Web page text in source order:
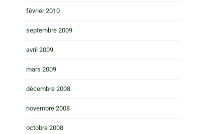
février 2010
septembre 2009
avril 2009
mars 2009
décembre 2008
novembre 2008
octobre 2008